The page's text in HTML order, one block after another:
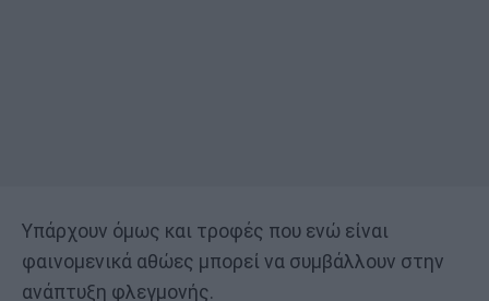
Υπάρχουν όμως και τροφές που ενώ είναι
φαινομενικά αθώες μπορεί να συμβάλλουν στην
ανάπτυξη φλεγμονής.